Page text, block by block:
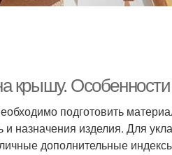
крышу.
подготовить
назначения изделия. Для
дополнительные